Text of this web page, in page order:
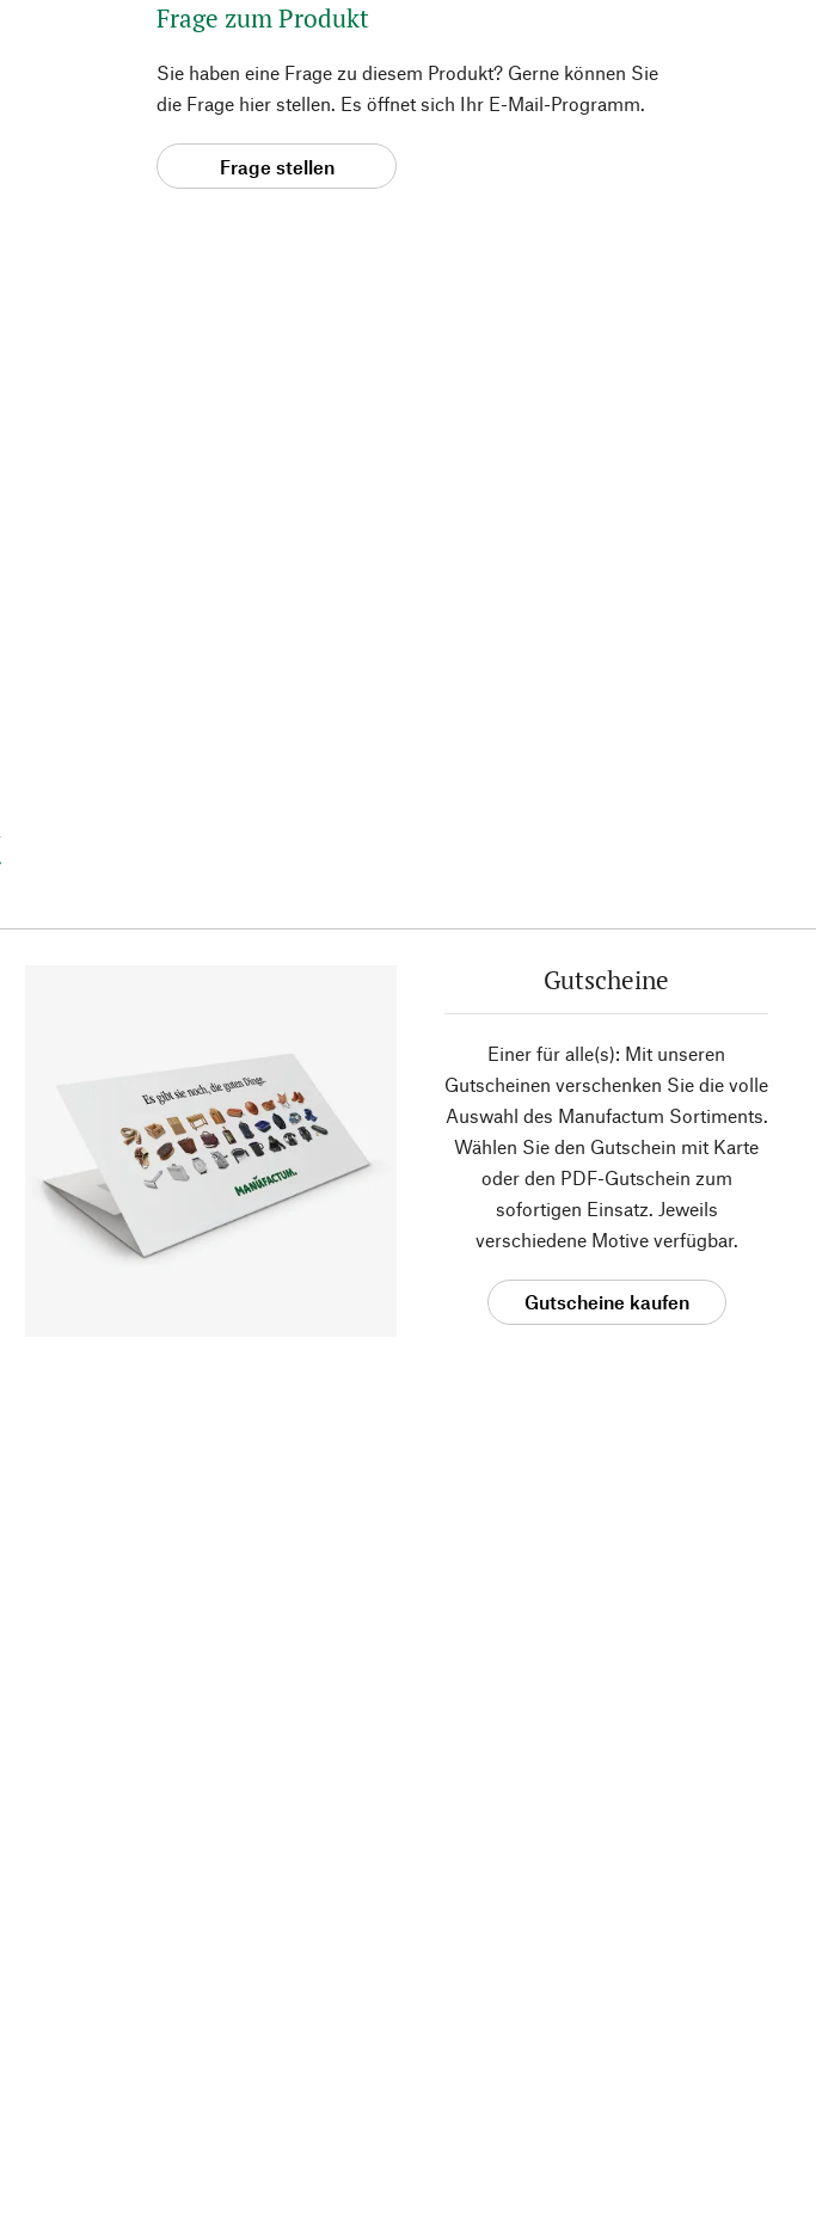
Frage zum Produkt
Sie haben eine Frage zu diesem Produkt? Gerne können Sie
die Frage hier stellen. Es öffnet sich Ihr E-Mail-Programm.
Frage stellen
Gutscheine
Einer für alle(s): Mit unseren
Gutscheinen verschenken Sie die volle
Auswahl des Manufactum Sortiments.
Wählen Sie den Gutschein mit Karte
oder den PDF-Gutschein zum
sofortigen Einsatz. Jeweils
verschiedene Motive verfügbar.
Gutscheine kaufen